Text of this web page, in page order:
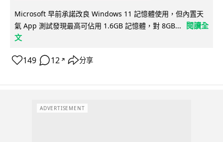
Microsoft 早前承諾改良 Windows 11 記憶體使用，但內置天
氣 App 測試發現最高可佔用 1.6GB 記憶體，對 8GB...
閱讀全
文
149 12 ↗ 分享
ADVERTISEMENT